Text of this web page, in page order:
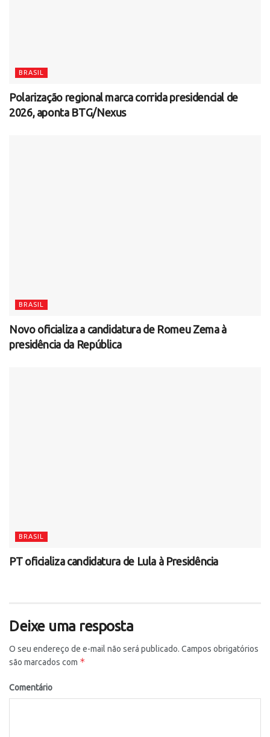
BRASIL
Polarização regional marca corrida presidencial de
2026, aponta BTG/Nexus
BRASIL
Novo oficializa a candidatura de Romeu Zema à
presidência da República
BRASIL
PT oficializa candidatura de Lula à Presidência
Deixe uma resposta
O seu endereço de e-mail não será publicado. Campos obrigatórios
são marcados com *
Comentário